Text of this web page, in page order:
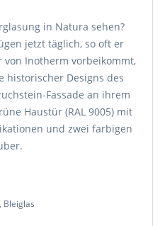
in Natura sehen?
jetzt täglich, so oft er
Inotherm vorbeikommt,
historischer Designs des
Fassade an ihrem
Haustür (RAL 9005) mit
und zwei farbigen
, Bleiglas